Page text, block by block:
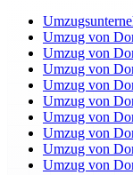
Umzug von
Umzug von
Umzug von
Umzug von
Umzug von
Umzug von
Umzug von
Umzug von
Umzug von